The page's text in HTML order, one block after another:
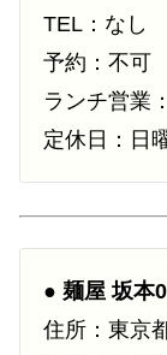
TEL：なし
予約：不可
ランチ営業
定休日：日
● 麺屋 坂本
住所：東京